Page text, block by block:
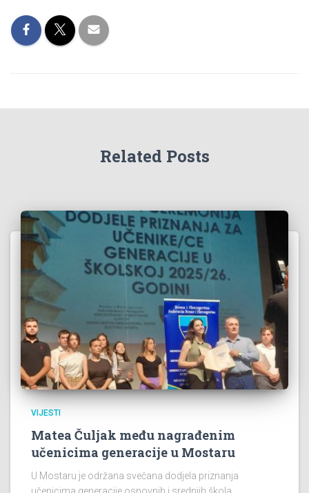
Related Posts
VIJESTI
Matea Čuljak među nagrađenim
učenicima generacije u Mostaru
U Mostaru je održana svečana dodjela priznanja
učenicima generacije osnovnih i srednjih škola